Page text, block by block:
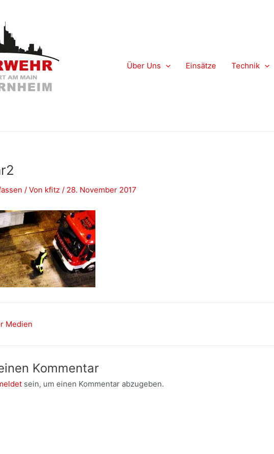
Über Uns Einsätze Technik
/ Von kfitz / 28. November 2017
Medien
Kommentar
sein, um einen Kommentar abzugeben.